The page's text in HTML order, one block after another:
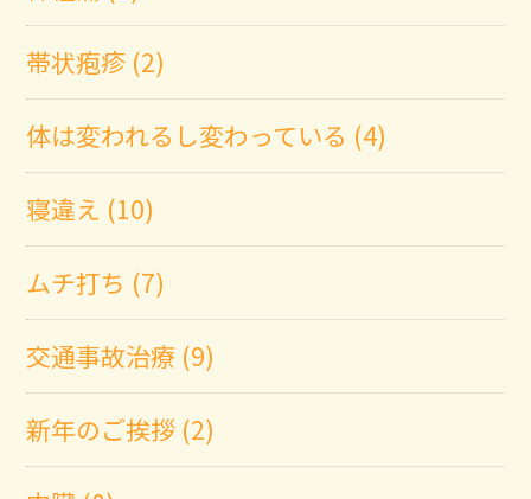
帯状疱疹 (2)
体は変われるし変わっている (4)
寝違え (10)
ムチ打ち (7)
交通事故治療 (9)
新年のご挨拶 (2)